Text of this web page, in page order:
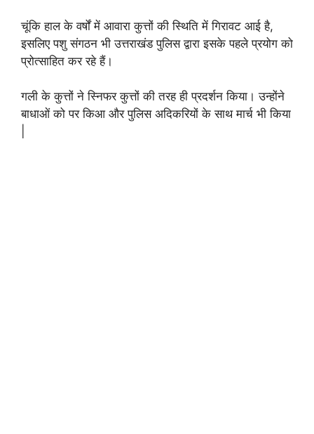
चूंकि हाल के वर्षों में आवारा कुत्तों की स्थिति में गिरावट आई है,
इसलिए पशु संगठन भी उत्तराखंड पुलिस द्वारा इसके पहले प्रयोग को
प्रोत्साहित कर रहे हैं।
गली के कुत्तों ने स्निफर कुत्तों की तरह ही प्रदर्शन किया। उन्होंने
बाधाओं को पर किआ और पुलिस अदिकरियों के साथ मार्च भी किया